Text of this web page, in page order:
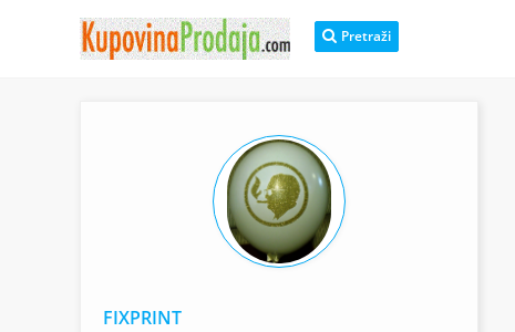
Pretraži
FIXPRINT